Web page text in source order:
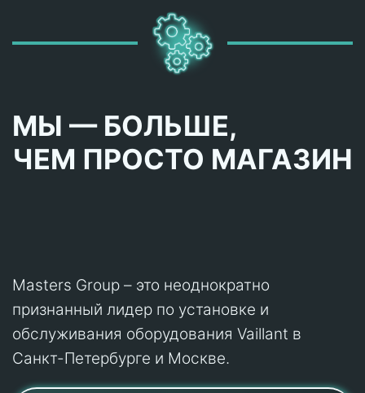
МЫ — БОЛЬШЕ,
ЧЕМ ПРОСТО МАГАЗИН
Masters Group – это неоднократно
признанный лидер по установке и
обслуживания оборудования Vaillant в
Санкт-Петербурге и Москве.